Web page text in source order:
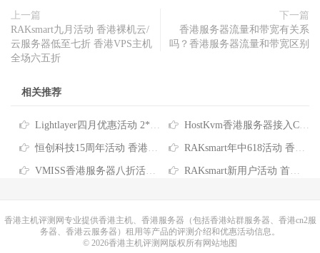
上一篇
RAKsmart九月活动 香港裸机云/
云服务器低至七折 香港VPS主机
全场六五折
下一篇
香港服务器流量和带宽有关系
吗？香港服务器流量和带宽区别
相关推荐
Lightlayer四月优惠活动 2*E5-2678V3香港服务器低至$165/月 HostKvm香港服务器接入CNIX网络 八折优惠每月$156起
恒创科技15周年活动 香港云服务器4折仅需73元/月 香港服务器低至390元/月 RAKsmart年中618活动 香港服务器/站群服务器/大带宽服务器/高防服务器全场6.1折
VMISS香港服务器八折活动 32G内存960G硬盘仅需89.6加元/月 RAKsmart新用户活动 首单超值6.5折 香港云服务器仅需$3.99
香港主机评测网专业提供香港主机、香港服务器（包括香港站群服务器、香港cn2服
务器、香港云服务器）租用等产品的评测介绍和优惠活动信息。
© 2026香港主机评测网版权所有网站地图